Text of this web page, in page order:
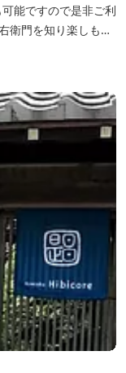
能ですので是非ご利
衛門を知り楽しも
楽しもう！（山中